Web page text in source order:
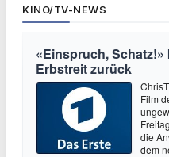
KINO/TV-NEWS
«Einspruch,
Erbstreit zurück
Film
die
dem